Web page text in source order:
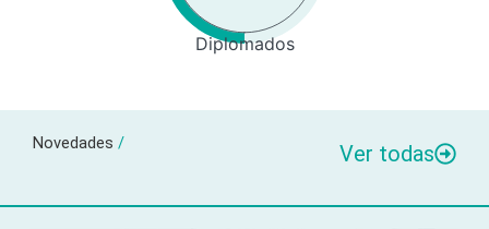
Diplomados
Novedades / Ver todas